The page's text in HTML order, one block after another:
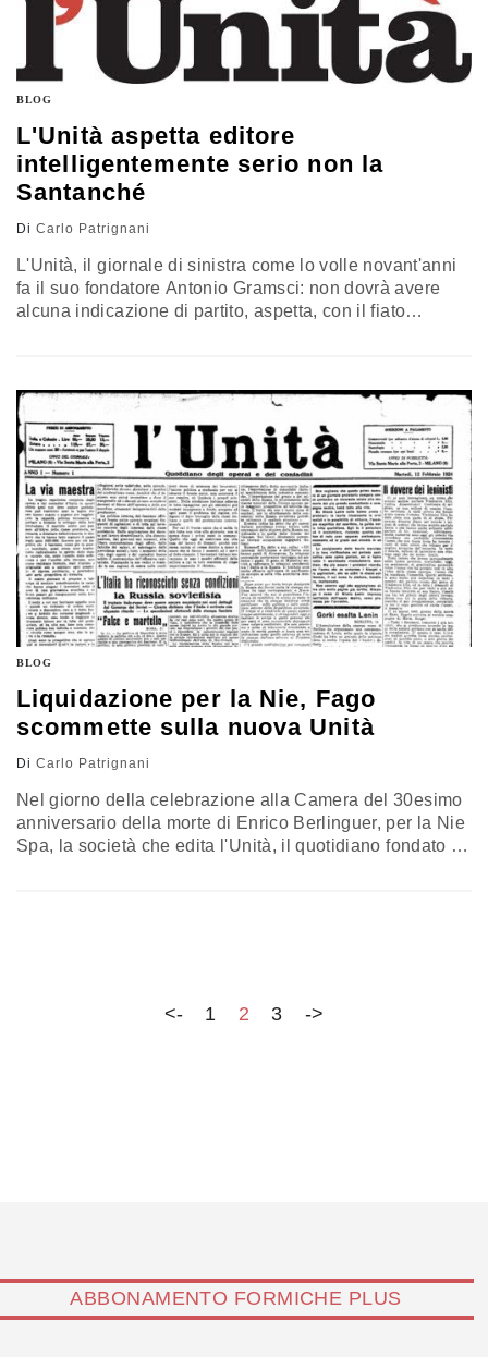
e semplice e che la…
BLOG
L'Unità aspetta editore
intelligentemente serio non la
Santanché
Di Carlo Patrignani
L'Unità, il giornale di sinistra come lo volle novant'anni
fa il suo fondatore Antonio Gramsci: non dovrà avere
alcuna indicazione di partito, aspetta, con il fiato
scellerate di un managment che, a detta del Cdr, non ha
saputo…
BLOG
Liquidazione per la Nie, Fago
scommette sulla nuova Unità
Di Carlo Patrignani
Nel giorno della celebrazione alla Camera del 30esimo
anniversario della morte di Enrico Berlinguer, per la Nie
Spa, la società che edita l'Unità, il quotidiano fondato 90
<- 1 2 3 ->
ABBONAMENTO FORMICHE PLUS